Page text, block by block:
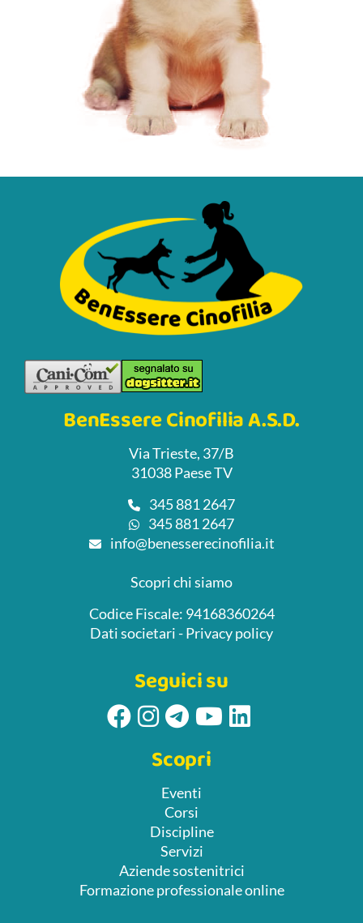
BenEssere Cinofilia A.S.D.
Via Trieste, 37/B
31038 Paese TV
345 881 2647
345 881 2647
info@benesserecinofilia.it
Scopri chi siamo
Codice Fiscale: 94168360264
Dati societari -Privacy policy
Seguici su
Scopri
Eventi
Corsi
Discipline
Servizi
Aziende sostenitrici
Formazione professionale online